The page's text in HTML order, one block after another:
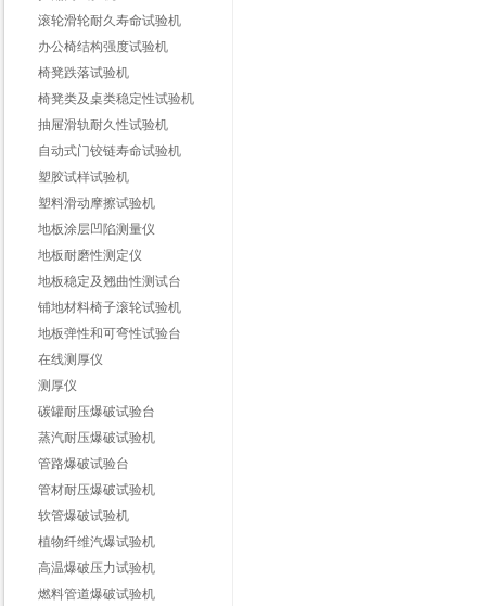
滚轮滑轮耐久寿命试验机
办公椅结构强度试验机
椅凳跌落试验机
椅凳类及桌类稳定性试验机
抽屉滑轨耐久性试验机
自动式门铰链寿命试验机
塑胶试样试验机
塑料滑动摩擦试验机
地板涂层凹陷测量仪
地板耐磨性测定仪
地板稳定及翘曲性测试台
铺地材料椅子滚轮试验机
地板弹性和可弯性试验台
在线测厚仪
测厚仪
碳罐耐压爆破试验台
蒸汽耐压爆破试验机
管路爆破试验台
管材耐压爆破试验机
软管爆破试验机
植物纤维汽爆试验机
高温爆破压力试验机
燃料管道爆破试验机